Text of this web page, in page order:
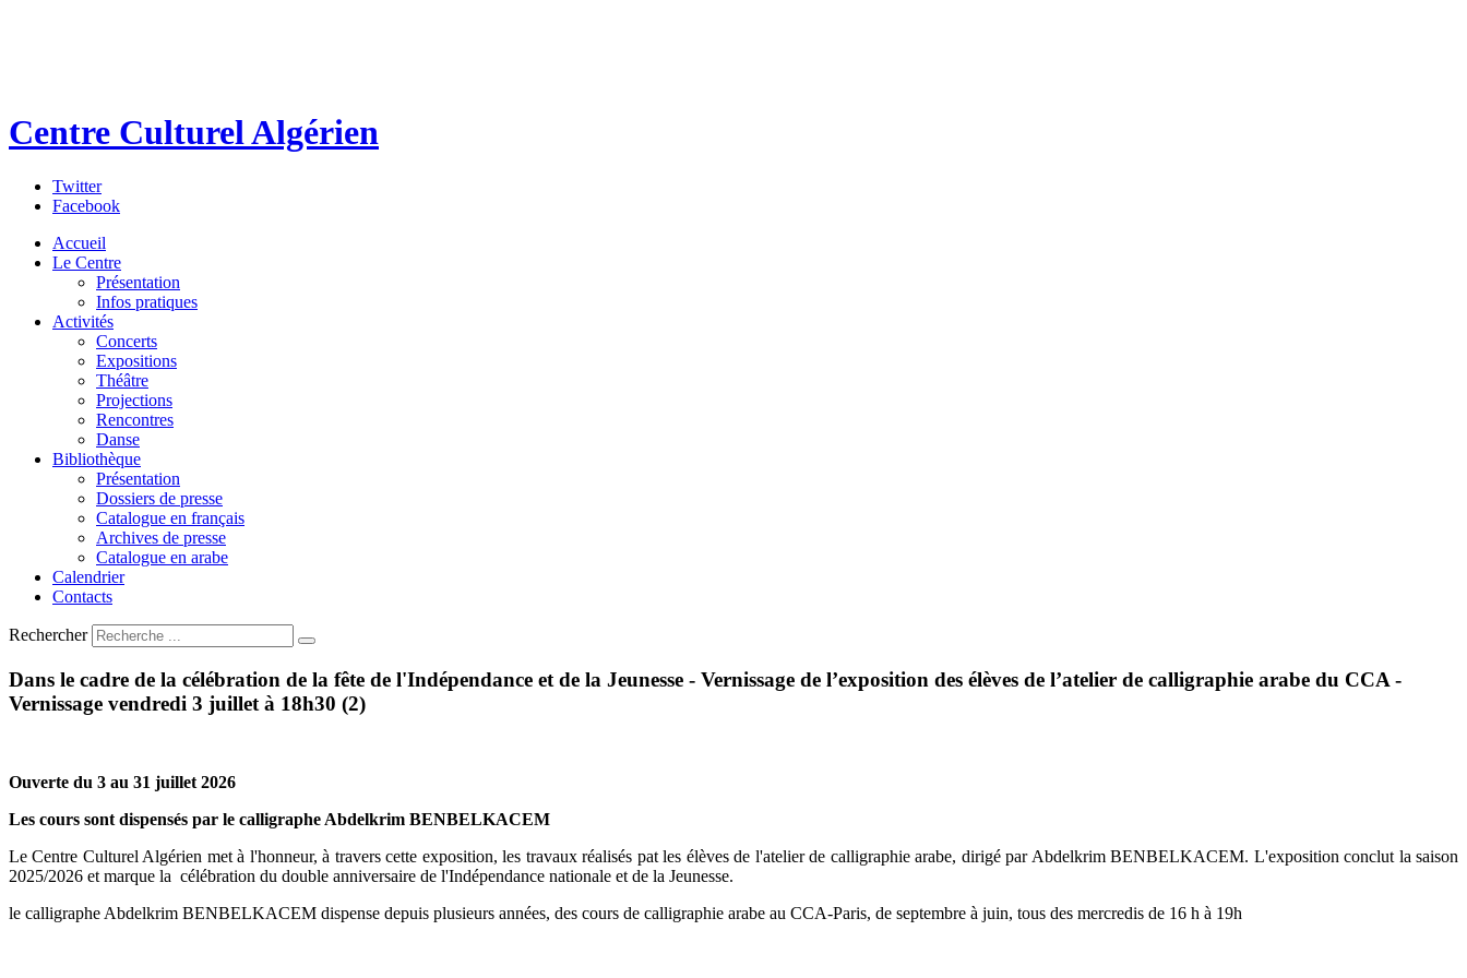
Centre Culturel Algérien
Twitter
Facebook
Accueil
Le Centre
Présentation
Infos pratiques
Activités
Concerts
Expositions
Théâtre
Projections
Rencontres
Danse
Bibliothèque
Présentation
Dossiers de presse
Catalogue en français
Archives de presse
Catalogue en arabe
Calendrier
Contacts
Rechercher
Dans le cadre de la célébration de la fête de l'Indépendance et de la Jeunesse - Vernissage de l’exposition des élèves de l’atelier de calligraphie arabe du CCA -
Vernissage vendredi 3 juillet à 18h30 (2)
Ouverte du 3 au 31 juillet 2026
Les cours sont dispensés par le calligraphe Abdelkrim BENBELKACEM
Le Centre Culturel Algérien met à l'honneur, à travers cette exposition, les travaux réalisés pat les élèves de l'atelier de calligraphie arabe, dirigé par Abdelkrim BENBELKACEM. L'exposition conclut la saison
2025/2026 et marque la célébration du double anniversaire de l'Indépendance nationale et de la Jeunesse.
le calligraphe Abdelkrim BENBELKACEM dispense depuis plusieurs années, des cours de calligraphie arabe au CCA-Paris, de septembre à juin, tous des mercredis de 16 h à 19h